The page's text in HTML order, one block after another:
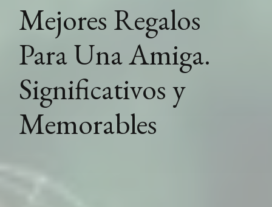
Mejores Regalos
Para Una Amiga.
Significativos y
Memorables